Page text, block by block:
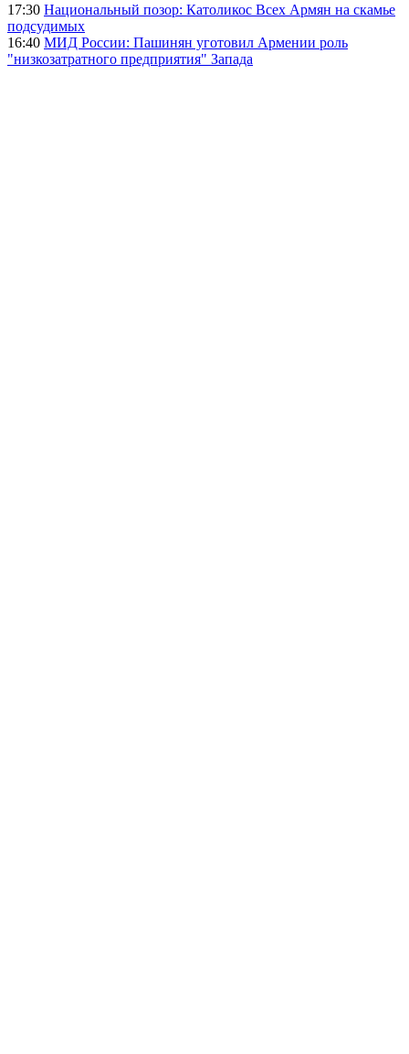
17:30 Национальный позор: Католикос Всех Армян на скамье
подсудимых
16:40 МИД России: Пашинян уготовил Армении роль
"низкозатратного предприятия" Запада